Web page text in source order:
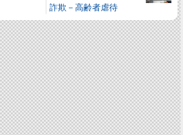
詐欺－高齢者虐待